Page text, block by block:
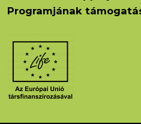
Programjának